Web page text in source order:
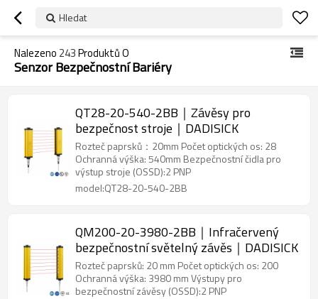
Hledat
Nalezeno 243Produktů O
Senzor Bezpečnostní Bariéry
QT28-20-540-2BB｜Závěsy pro
bezpečnost stroje｜DADISICK
Rozteč paprsků：20mm Počet optických os: 28
Ochranná výška: 540mm Bezpečnostní čidla pro
výstup stroje (OSSD):2 PNP
model:QT28-20-540-2BB
QM200-20-3980-2BB｜Infračervený
bezpečnostní světelný závěs｜DADISICK
Rozteč paprsků: 20 mm Počet optických os: 200
Ochranná výška: 3980 mm Výstupy pro
bezpečnostní závěsy (OSSD):2 PNP